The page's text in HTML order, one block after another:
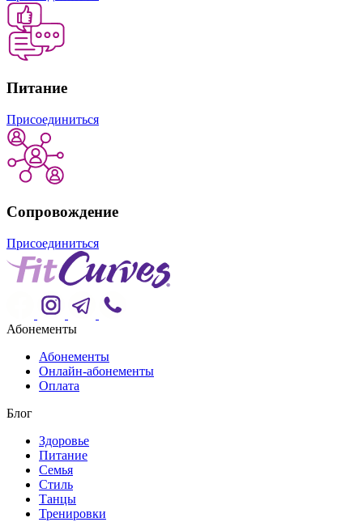
Питание
Присоединиться
Сопровождение
Присоединиться
Абонементы
Абонементы
Онлайн-абонементы
Оплата
Блог
Здоровье
Питание
Семья
Стиль
Танцы
Тренировки